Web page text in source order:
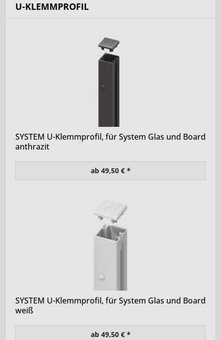
U-KLEMMPROFIL
SYSTEM U-Klemmprofil, für System Glas und Board
anthrazit
ab 49,50 € *
SYSTEM U-Klemmprofil, für System Glas und Board
weiß
ab 49,50 € *